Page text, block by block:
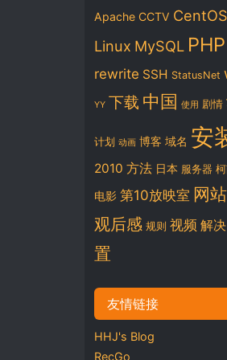
Apache CCTV CentOS
Linux MySQL PHP
rewrite SSH StatusNet
YY 下载 中国 使用 剧情
计划 动画 博客 域名 安
2010 方法 日本 服务器
电影 第10放映室 网站
观后感 规则 视频 解决
置
友情链接
HHJ's Blog
RecGo